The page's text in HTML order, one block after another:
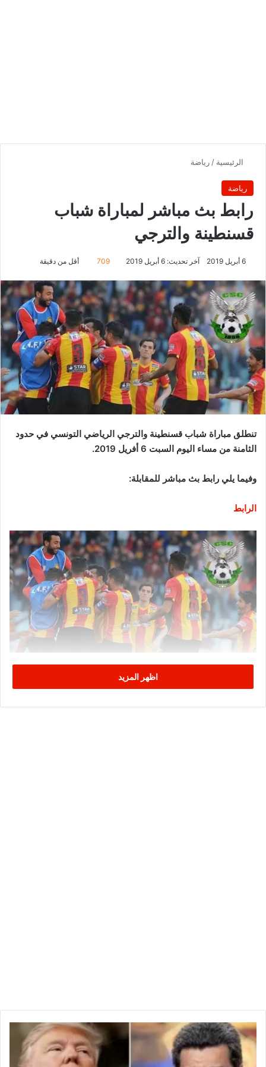
الرئيسية / رياضة
رياضة
رابط بث مباشر لمباراة شباب
قسنطينة والترجي
6 أبريل 2019 آخر تحديث: 6 أبريل 2019 709 أقل من دقيقة
تنطلق مباراة شباب قسنطينة والترجي الرياضي التونسي في حدود
الثامنة من مساء اليوم السبت 6 أفريل 2019.
وفيما يلي رابط بث مباشر للمقابلة:
الرابط
اظهر المزيد
و
ا